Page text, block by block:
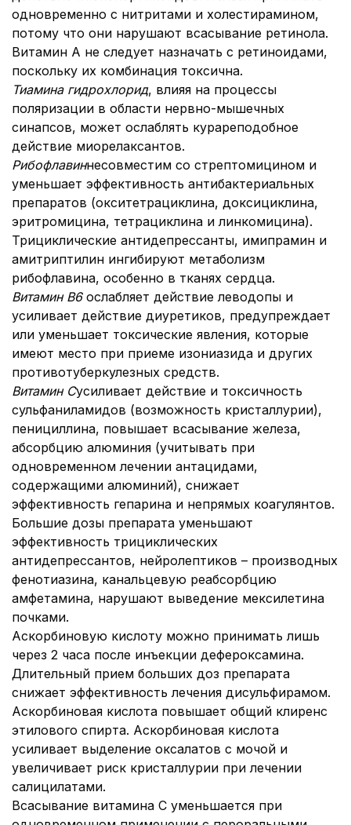
одновременно с нитритами и холестирамином,
потому что они нарушают всасывание ретинола.
Витамин А не следует назначать с ретиноидами,
поскольку их комбинация токсична.
Тиамина гидрохлорид, влияя на процессы
поляризации в области нервно-мышечных
синапсов, может ослаблять курареподобное
действие миорелаксантов.
Рибофлавиннесовместим со стрептомицином и
уменьшает эффективность антибактериальных
препаратов (окситетрациклина, доксициклина,
эритромицина, тетрациклина и линкомицина).
Трициклические антидепрессанты, имипрамин и
амитриптилин ингибируют метаболизм
рибофлавина, особенно в тканях сердца.
Витамин В6ослабляет действие леводопы и
усиливает действие диуретиков, предупреждает
или уменьшает токсические явления, которые
имеют место при приеме изониазида и других
противотуберкулезных средств.
Витамин Сусиливает действие и токсичность
сульфаниламидов (возможность кристаллурии),
пенициллина, повышает всасывание железа,
абсорбцию алюминия (учитывать при
одновременном лечении антацидами,
содержащими алюминий), снижает
эффективность гепарина и непрямых коагулянтов.
Большие дозы препарата уменьшают
эффективность трициклических
антидепрессантов, нейролептиков – производных
фенотиазина, канальцевую реабсорбцию
амфетамина, нарушают выведение мексилетина
почками.
Аскорбиновую кислоту можно принимать лишь
через 2 часа после инъекции дефероксамина.
Длительный прием больших доз препарата
снижает эффективность лечения дисульфирамом.
Аскорбиновая кислота повышает общий клиренс
этилового спирта. Аскорбиновая кислота
усиливает выделение оксалатов с мочой и
увеличивает риск кристаллурии при лечении
салицилатами.
Всасывание витамина С уменьшается при